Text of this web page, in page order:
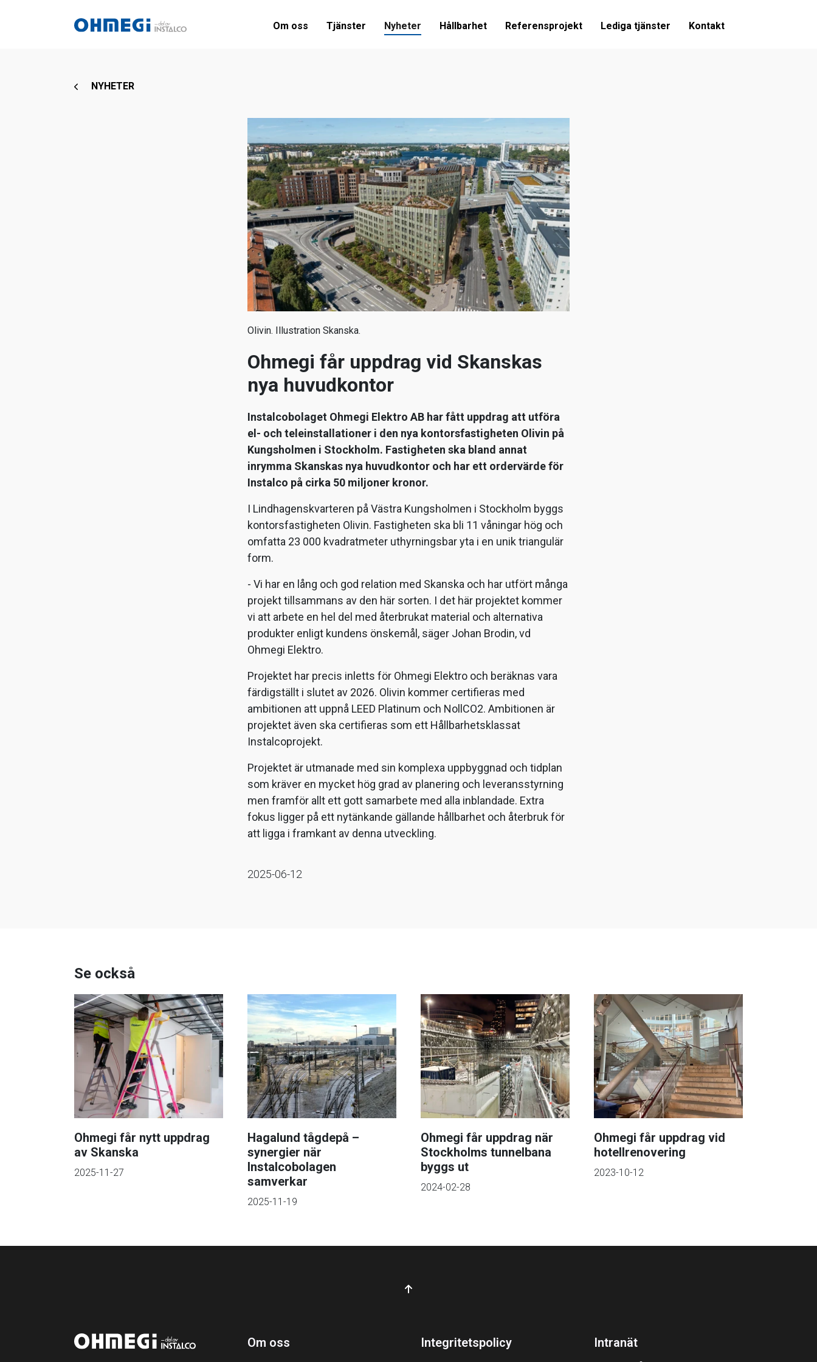
Om oss Tjänster Nyheter Hållbarhet Referensprojekt Lediga tjänster Kontakt
NYHETER
Olivin. Illustration Skanska.
Ohmegi får uppdrag vid Skanskas
nya huvudkontor
Instalcobolaget Ohmegi Elektro AB har fått uppdrag att utföra
el- och teleinstallationer i den nya kontorsfastigheten Olivin på
Kungsholmen i Stockholm. Fastigheten ska bland annat
inrymma Skanskas nya huvudkontor och har ett ordervärde för
Instalco på cirka 50 miljoner kronor.
I Lindhagenskvarteren på Västra Kungsholmen i Stockholm byggs
kontorsfastigheten Olivin. Fastigheten ska bli 11 våningar hög och
omfatta 23 000 kvadratmeter uthyrningsbar yta i en unik triangulär
form.
- Vi har en lång och god relation med Skanska och har utfört många
projekt tillsammans av den här sorten. I det här projektet kommer
vi att arbete en hel del med återbrukat material och alternativa
produkter enligt kundens önskemål, säger Johan Brodin, vd
Ohmegi Elektro.
Projektet har precis inletts för Ohmegi Elektro och beräknas vara
färdigställt i slutet av 2026. Olivin kommer certifieras med
ambitionen att uppnå LEED Platinum och NollCO2. Ambitionen är
projektet även ska certifieras som ett Hållbarhetsklassat
Instalcoprojekt.
Projektet är utmanade med sin komplexa uppbyggnad och tidplan
som kräver en mycket hög grad av planering och leveransstyrning
men framför allt ett gott samarbete med alla inblandade. Extra
fokus ligger på ett nytänkande gällande hållbarhet och återbruk för
att ligga i framkant av denna utveckling.
2025-06-12
Se också
Ohmegi får nytt uppdrag
av Skanska
2025-11-27
Hagalund tågdepå –
synergier när
Instalcobolagen
samverkar
2025-11-19
Ohmegi får uppdrag när
Stockholms tunnelbana
byggs ut
2024-02-28
Ohmegi får uppdrag vid
hotellrenovering
2023-10-12
Om oss
Integritetspolicy
Intranät